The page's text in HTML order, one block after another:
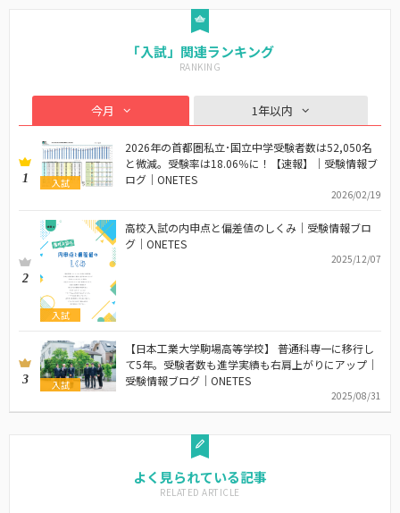
「入試」関連ランキング
今月 1年以内
1 入試
2026年の首都圏私立･国立中学受験者数は52,050名
と微減。受験率は18.06％に！【速報】｜受験情報ブ
ログ｜ONETES
2026/02/19
2
入試
高校入試の内申点と偏差値のしくみ｜受験情報ブロ
グ｜ONETES
2025/12/07
3 入試
【日本工業大学駒場高等学校】 普通科専一に移行し
て5年。受験者数も進学実績も右肩上がりにアップ｜
受験情報ブログ｜ONETES
2025/08/31
よく見られている記事